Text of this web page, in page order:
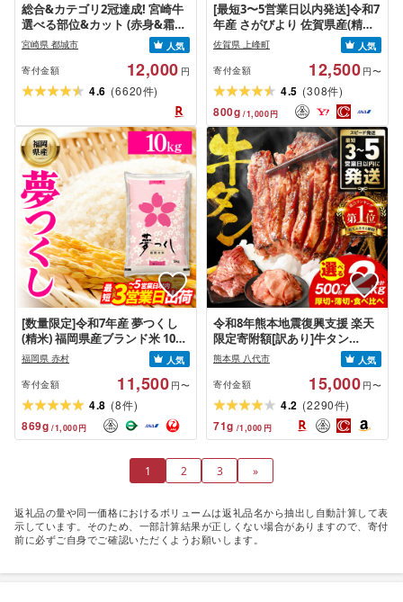
総合&カテゴリ2冠達成! 宮崎牛
選べる部位&カット (赤身&霜降
り)or(赤身のみ) 500g 1kg
2kg[発送時期が選べる] 牛肉 焼
肉 すき焼き しゃぶしゃぶ ステ
ーキ ギフト お中元 夏ギフト 送
料無料 SKU-N203 [宮崎県都城
宮崎県 都城市
人気
寄付金額
12,000 円
4.6 (6620件)
[最短3〜5営業日以内発送]令和7
年産 さがびより 佐賀県産(精
米)10kg
佐賀県 上峰町
人気
寄付金額
12,500 円〜
4.5 (308件)
800g /1,000円
[数量限定]令和7年産 夢つくし
(精米) 福岡県産ブランド米 10kg
(品番:3X11R7)
福岡県 赤村
人気
寄付金額
11,500 円〜
4.8 (8件)
869g /1,000円
令和8年熊本地震復興支援 楽天
限定寄附額[訳あり]牛タン
500g〜2kg 肉 牛肉 訳あり 牛タ
ン 冷凍 小分け 厚切り 薄切り 食
べ比べ 500g 1kg 1.5kg 2kg 牛
人気 ビーフ 牛たん ふるさと納
税 ランキング スピード発送 送
料無料
熊本県 八代市
人気
寄付金額
15,000 円〜
4.2 (2290件)
71g /1,000 円
1 2 3 »
返礼品の量や同一価格におけるボリュームは返礼品名から抽出し自動計算して表
示しています。そのため、一部計算結果が正しくない場合がありますので、寄付
前に必ずご自身でご確認いただくようお願いします。